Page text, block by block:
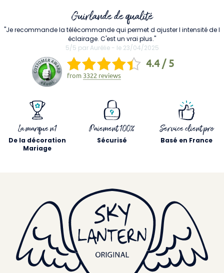
La marque n1
De la décoration
Mariage
Paiement 100%
Sécurisé
Service client pro
Basé en France
Guirlande de qualité
"Je recommande la télécommande qui permet d ajuster l intensité de l
éclairage. C'est un vrai plus."
5/5 par Aurélie - le 23/04/2025
4.4 / 5
from 3322 reviews